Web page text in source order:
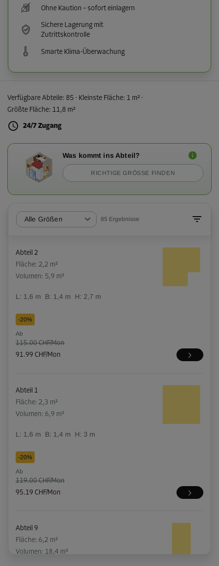
Ohne Kaution – sofort einlagern
Sichere Lagerung mit
Zutrittskontrolle
Smarte Klima-Überwachung
Verfügbare Abteile: 85 · Kleinste Fläche: 1 m² ·
Größte Fläche: 11,8 m²
24/7 Zugang
Was kommt ins Abteil?
RICHTIGE GRÖSSE FINDEN
Alle Größen 85 Ergebnisse
Abteil 2
Fläche: 2,2 m²
Volumen: 5,9 m³
L: 1,6 m B: 1,4 m H: 2,7 m
-20%
Ab
115.00 CHF/Mon
91.99 CHF/Mon
Abteil 1
Fläche: 2,3 m²
Volumen: 6,9 m³
L: 1,6 m B: 1,4 m H: 3 m
-20%
Ab
119.00 CHF/Mon
95.19 CHF/Mon
Abteil 9
Fläche: 6,2 m²
Volumen: 18,4 m³